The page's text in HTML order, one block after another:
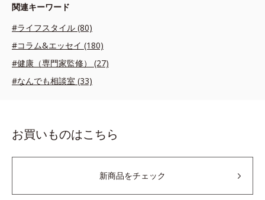
関連キーワード
#ライフスタイル (80)
#コラム&エッセイ (180)
#健康（専門家監修） (27)
#なんでも相談室 (33)
お買いものはこちら
新商品をチェック